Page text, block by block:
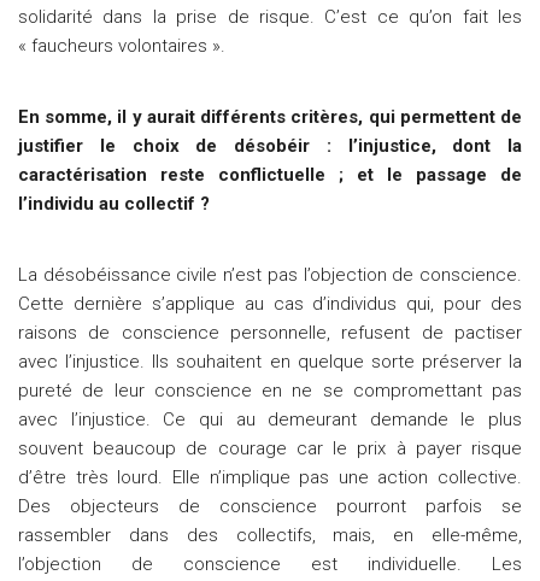
solidarité dans la prise de risque. C’est ce qu’on fait les
« faucheurs volontaires ».
En somme, il y aurait différents critères, qui permettent de
justifier le choix de désobéir : l’injustice, dont la
caractérisation reste conflictuelle ; et le passage de
l’individu au collectif ?
La désobéissance civile n’est pas l’objection de conscience.
Cette dernière s’applique au cas d’individus qui, pour des
raisons de conscience personnelle, refusent de pactiser
avec l’injustice. Ils souhaitent en quelque sorte préserver la
pureté de leur conscience en ne se compromettant pas
avec l’injustice. Ce qui au demeurant demande le plus
souvent beaucoup de courage car le prix à payer risque
d’être très lourd. Elle n’implique pas une action collective.
Des objecteurs de conscience pourront parfois se
rassembler dans des collectifs, mais, en elle-même,
l’objection de conscience est individuelle. Les